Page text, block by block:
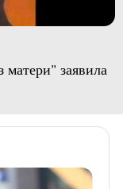
матери" заявила